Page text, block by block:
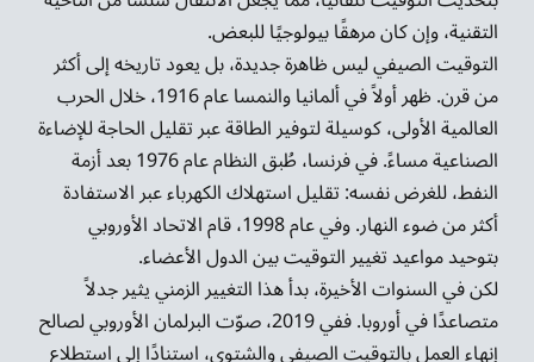
التقنية، وإن كان مرهقًا بيولوجيًا للبعض.
التوقيت الصيفي ليس ظاهرة جديدة، بل يعود تاريخه إلى أكثر
من قرن. ظهر أولاً في ألمانيا والنمسا عام 1916، خلال الحرب
العالمية الأولى، كوسيلة لتوفير الطاقة عبر تقليل الحاجة للإضاءة
الصناعية مساءً. في فرنسا، طُبق النظام عام 1976 بعد أزمة
النفط، للغرض نفسه: تقليل استهلاك الكهرباء عبر الاستفادة
أكثر من ضوء النهار. وفي عام 1998، قام الاتحاد الأوروبي
بتوحيد مواعيد تغيير التوقيت بين الدول الأعضاء.
لكن في السنوات الأخيرة، بدأ هذا التغيير الزمني يثير جدلاً
متصاعدًا في أوروبا. ففي 2019، صوّت البرلمان الأوروبي لصالح
إنهاء العمل بالتوقيت الصيفي والشتوي، استنادًا إلى استطلاع